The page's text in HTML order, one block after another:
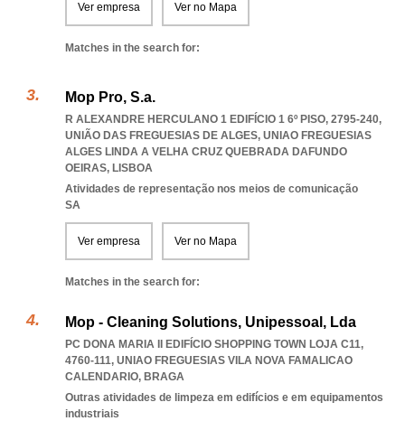
Ver empresa Ver no Mapa
Matches in the search for:
Mop Pro, S.a.
R ALEXANDRE HERCULANO 1 EDIFÍCIO 1 6º PISO, 2795-240,
UNIÃO DAS FREGUESIAS DE ALGES, UNIAO FREGUESIAS
ALGES LINDA A VELHA CRUZ QUEBRADA DAFUNDO
OEIRAS, LISBOA
Atividades de representação nos meios de comunicação
SA
Ver empresa Ver no Mapa
Matches in the search for:
Mop - Cleaning Solutions, Unipessoal, Lda
PC DONA MARIA II EDIFÍCIO SHOPPING TOWN LOJA C11,
4760-111, UNIAO FREGUESIAS VILA NOVA FAMALICAO
CALENDARIO, BRAGA
Outras atividades de limpeza em edifícios e em equipamentos
industriais